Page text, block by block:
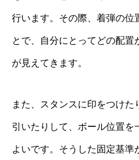
行います。その際、着弾の位
とで、自分にとってどの配
が見えてきます。
また、スタンスに印をつけ
引いたりして、ボール位置を
よいです。そうした固定基